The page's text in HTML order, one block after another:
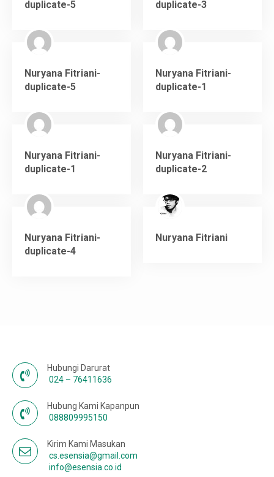
duplicate-5
duplicate-3
Nuryana Fitriani-
duplicate-5
Nuryana Fitriani-
duplicate-1
Nuryana Fitriani-
duplicate-1
Nuryana Fitriani-
duplicate-2
Nuryana Fitriani-
duplicate-4
Nuryana Fitriani
Hubungi Darurat
024 – 76411636
Hubung Kami Kapanpun
088809995150
Kirim Kami Masukan
cs.esensia@gmail.com
info@esensia.co.id